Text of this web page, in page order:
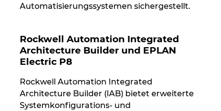
Automatisierungssystemen sichergestellt.
Rockwell Automation Integrated
Architecture Builder und EPLAN
Electric P8
Rockwell Automation Integrated
Architecture Builder (IAB) bietet erweiterte
Systemkonfigurations- und
Peru
Polen